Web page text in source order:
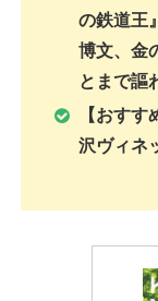
の鉄道王
博文、金
とまで謳
【おす
沢ヴィネ